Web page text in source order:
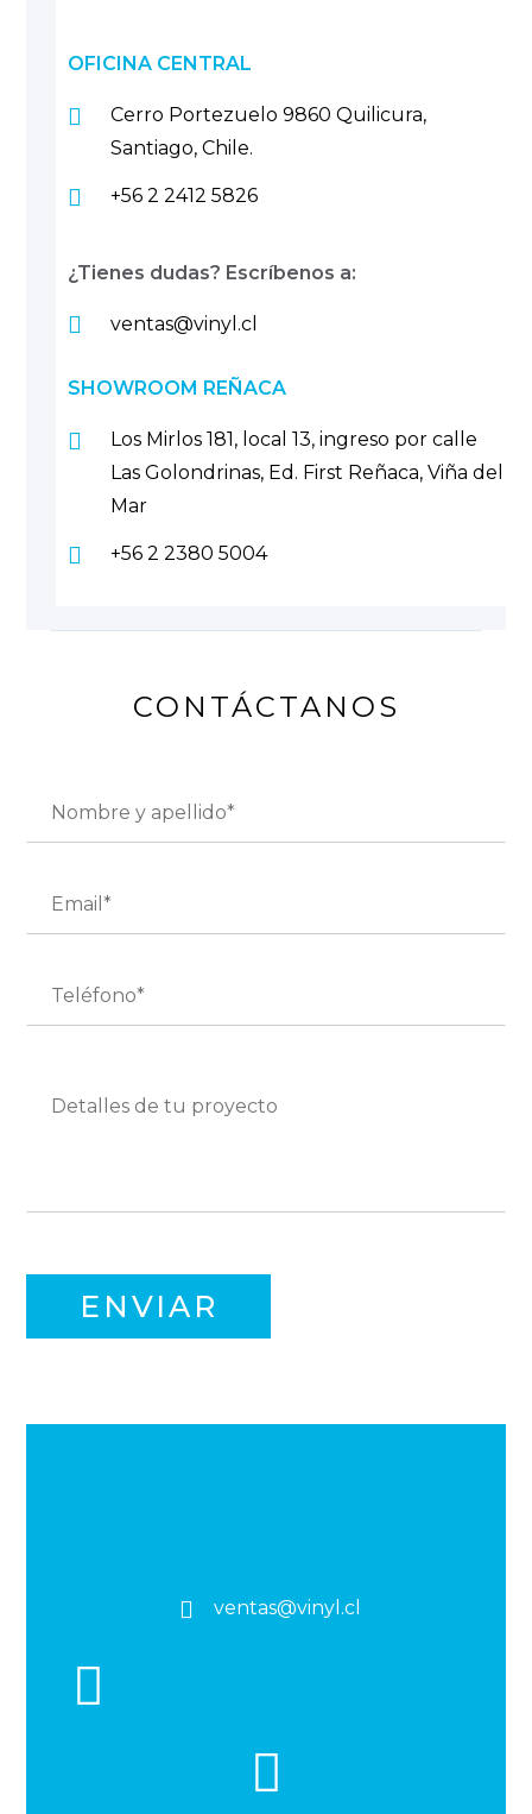
OFICINA CENTRAL
Cerro Portezuelo 9860 Quilicura,
Santiago, Chile.
+56 2 2412 5826
¿Tienes dudas? Escríbenos a:
ventas@vinyl.cl
SHOWROOM REÑACA
Los Mirlos 181, local 13, ingreso por calle
Las Golondrinas, Ed. First Reñaca, Viña del
Mar
+56 2 2380 5004
CONTÁCTANOS
ventas@vinyl.cl